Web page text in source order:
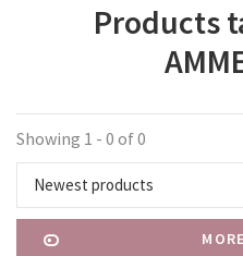
Products
Showing 1 - 0 of 0
Newest products